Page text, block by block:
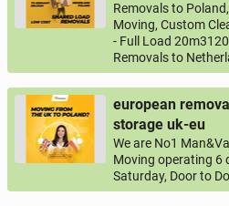
Removals to
Moving, Custom
- Full Load
Removals to
european
storage uk-eu
We are No1
Moving operating 6
Saturday, Door to